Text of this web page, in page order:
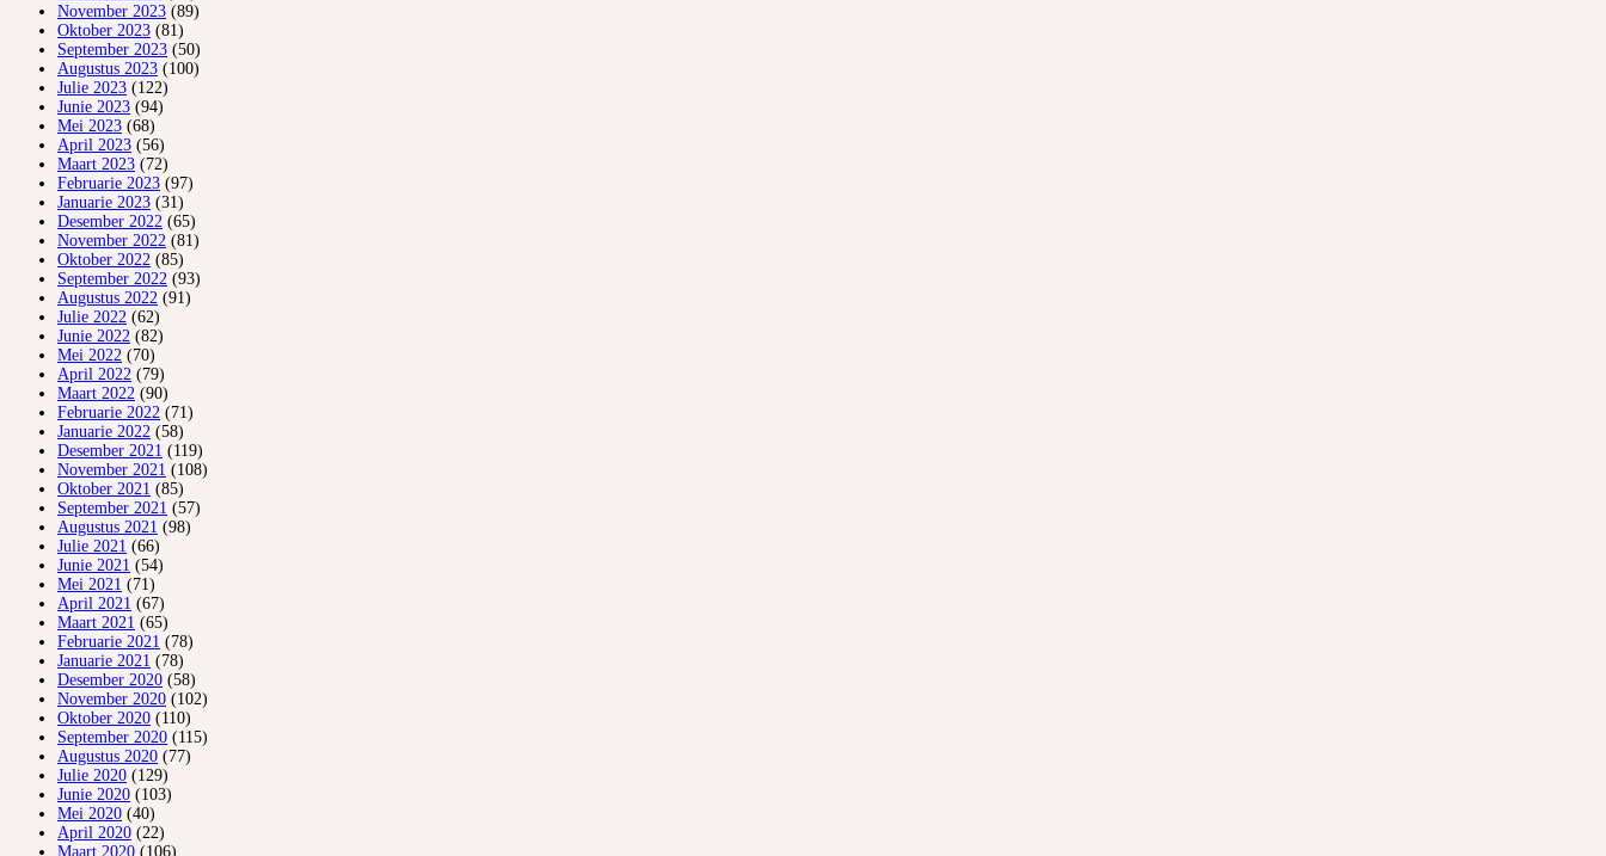
November 2023 (89)
Oktober 2023 (81)
September 2023 (50)
Augustus 2023 (100)
Julie 2023 (122)
Junie 2023 (94)
Mei 2023 (68)
April 2023 (56)
Maart 2023 (72)
Februarie 2023 (97)
Januarie 2023 (31)
Desember 2022 (65)
November 2022 (81)
Oktober 2022 (85)
September 2022 (93)
Augustus 2022 (91)
Julie 2022 (62)
Junie 2022 (82)
Mei 2022 (70)
April 2022 (79)
Maart 2022 (90)
Februarie 2022 (71)
Januarie 2022 (58)
Desember 2021 (119)
November 2021 (108)
Oktober 2021 (85)
September 2021 (57)
Augustus 2021 (98)
Julie 2021 (66)
Junie 2021 (54)
Mei 2021 (71)
April 2021 (67)
Maart 2021 (65)
Februarie 2021 (78)
Januarie 2021 (78)
Desember 2020 (58)
November 2020 (102)
Oktober 2020 (110)
September 2020 (115)
Augustus 2020 (77)
Julie 2020 (129)
Junie 2020 (103)
Mei 2020 (40)
April 2020 (22)
Maart 2020 (106)